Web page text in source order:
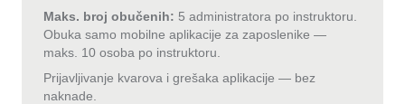
Maks. broj obučenih: 5 administratora po instruktoru.
Obuka samo mobilne aplikacije za zaposlenike —
maks. 10 osoba po instruktoru.
Prijavljivanje kvarova i grešaka aplikacije — bez
naknade.